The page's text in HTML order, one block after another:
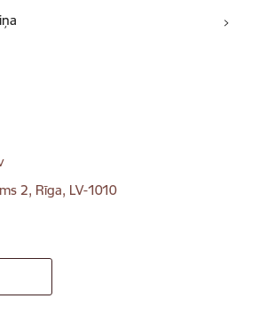
2, Rīga, LV-1010